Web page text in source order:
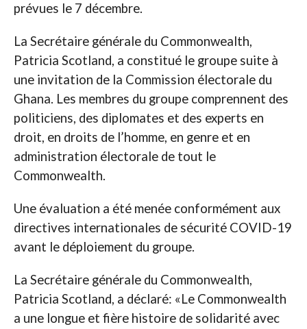
prévues le 7 décembre.
La Secrétaire générale du Commonwealth,
Patricia Scotland, a constitué le groupe suite à
une invitation de la Commission électorale du
Ghana. Les membres du groupe comprennent des
politiciens, des diplomates et des experts en
droit, en droits de l’homme, en genre et en
administration électorale de tout le
Commonwealth.
Une évaluation a été menée conformément aux
directives internationales de sécurité COVID-19
avant le déploiement du groupe.
La Secrétaire générale du Commonwealth,
Patricia Scotland, a déclaré: «Le Commonwealth
a une longue et fière histoire de solidarité avec